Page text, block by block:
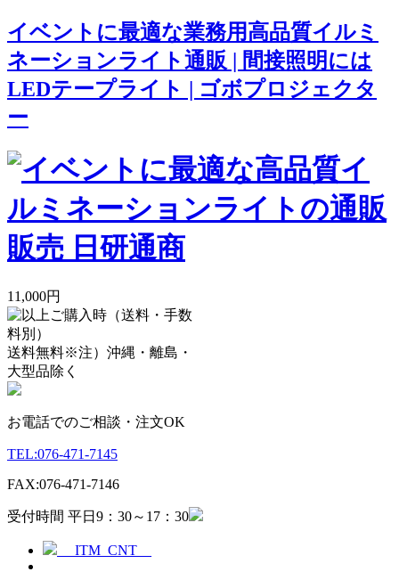
イベントに最適な業務用高品質イルミ
ネーションライト通販 | 間接照明には
LEDテープライト | ゴボプロジェクタ
ー
11,000円
送料無料※注）沖縄・離島・
大型品除く
お電話でのご相談・注文OK
TEL:076-471-7145
FAX:076-471-7146
受付時間 平日9：30～17：30
__ITM_CNT__